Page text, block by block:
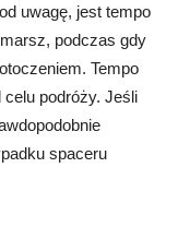
uwagę, jest tempo
podczas gdy
Tempo
podróży. Jeśli
spaceru